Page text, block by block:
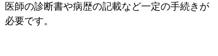
医師の診断書や病歴の記載など一定の手続きが
必要です。